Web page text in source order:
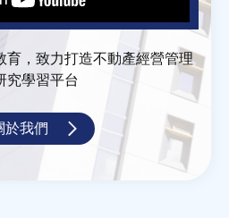
育，致力打造不動產經營管理
究學習平台
於我們